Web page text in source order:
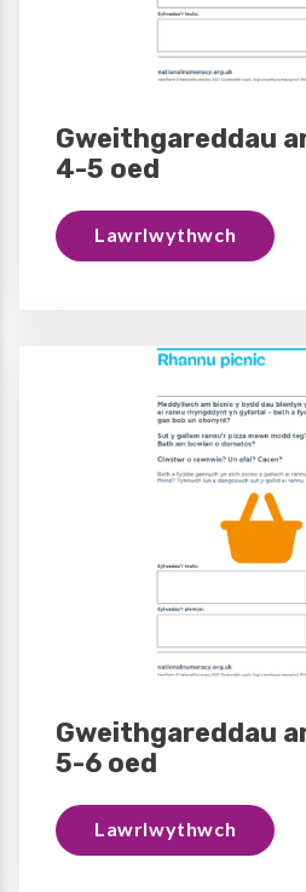
Gweithgareddau
4-5 oed
Lawrlwythwch
Gweithgareddau
5-6 oed
Lawrlwythwch